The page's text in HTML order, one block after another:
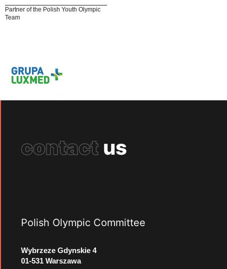
Partner of the Polish Youth Olympic
Team
contact us
Polish Olympic Committee
Wybrzeze Gdynskie 4
01-531 Warszawa